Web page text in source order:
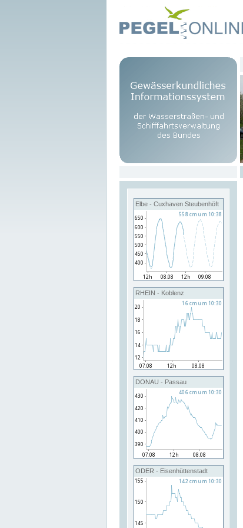
Elbe - Cuxhaven Steubenhöft
RHEIN - Koblenz
DONAU - Passau
ODER - Eisenhüttenstadt